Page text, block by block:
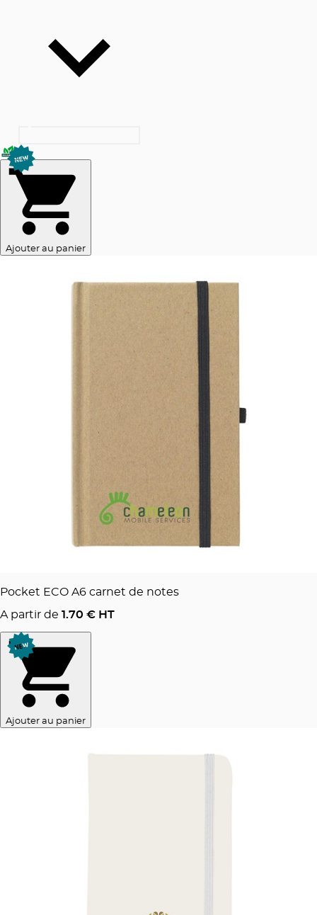
Ajouter au panier
Pocket ECO A6 carnet de notes
A partir de 1.70 € HT
Ajouter au panier